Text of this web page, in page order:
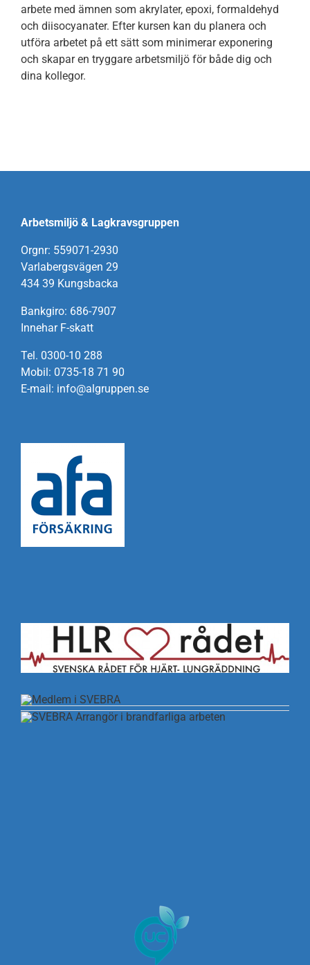
arbete med ämnen som akrylater, epoxi, formaldehyd
och diisocyanater. Efter kursen kan du planera och
utföra arbetet på ett sätt som minimerar exponering
och skapar en tryggare arbetsmiljö för både dig och
dina kollegor.
Arbetsmiljö & Lagkravsgruppen
Orgnr: 559071-2930
Varlabergsvägen 29
434 39 Kungsbacka
Bankgiro: 686-7907
Innehar F-skatt
Tel. 0300-10 288
Mobil: 0735-18 71 90
E-mail: info@algruppen.se